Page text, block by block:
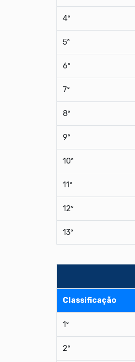
4º
5º
6º
7º
8º
9º
10º
11º
12º
13º
Classificação
1º
2º